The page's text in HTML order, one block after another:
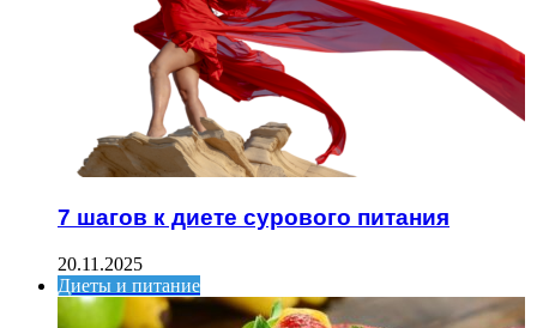
7 шагов к диете сурового питания
20.11.2025
Диеты и питание